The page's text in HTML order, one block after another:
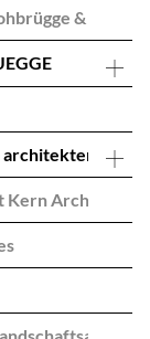
&
Kern Architekten